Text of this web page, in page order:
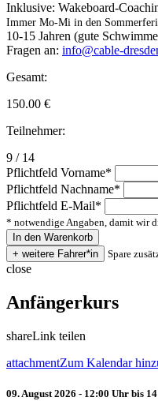
Inklusive: Wakeboard-
Immer Mo-Mi in den
10-15 Jahren (gute
Fragen an: info@cable-
Gesamt:
150.00 €
Teilnehmer:
9 / 14
Pflichtfeld Vorname*
Pflichtfeld Nachname*
Pflichtfeld E-Mail*
* notwendige Angaben, damit wir
Spare
close
Anfängerkurs
shareLink teilen
attachmentZum Kalendar
09. August 2026 - 12:00 Uhr bis